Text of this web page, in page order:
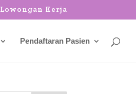
Lowongan Kerja
Pendaftaran Pasien